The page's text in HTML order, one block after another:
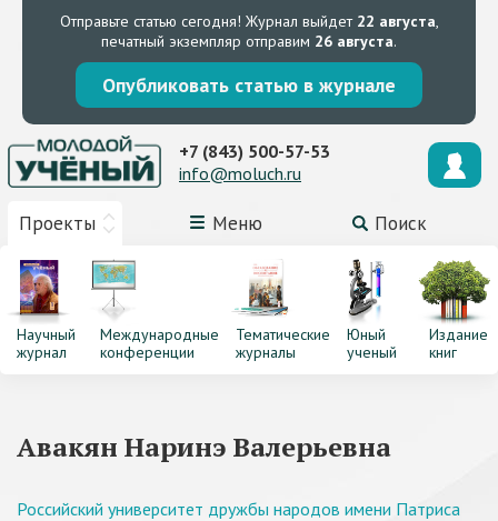
Отправьте статью сегодня! Журнал выйдет 22 августа,
печатный экземпляр отправим 26 августа.
Опубликовать статью в журнале
Проекты Меню Поиск
+7 (843) 500-57-53
info@moluch.ru
Научный
журнал
Международные
конференции
Тематические
журналы
Юный
ученый
Издание
книг
Авакян Наринэ Валерьевна
Российский университет дружбы народов имени Патриса